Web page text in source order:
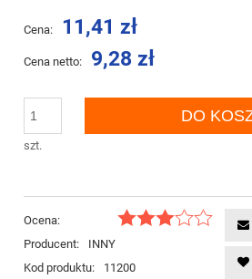
Cena: 11,41 zł
Cena netto: 9,28 zł
szt.
DO
Ocena:
Producent:
INNY
Kod produktu:
11200